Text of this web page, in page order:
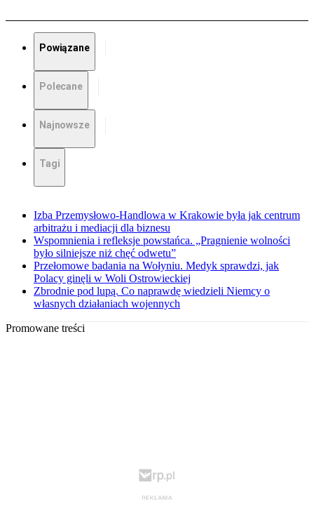
Powiązane
Polecane
Najnowsze
Tagi
Izba Przemysłowo-Handlowa w Krakowie była jak centrum
arbitrażu i mediacji dla biznesu
Wspomnienia i refleksje powstańca. „Pragnienie wolności
było silniejsze niż chęć odwetu”
Przełomowe badania na Wołyniu. Medyk sprawdzi, jak
Polacy ginęli w Woli Ostrowieckiej
Zbrodnie pod lupą. Co naprawdę wiedzieli Niemcy o
własnych działaniach wojennych
Promowane treści